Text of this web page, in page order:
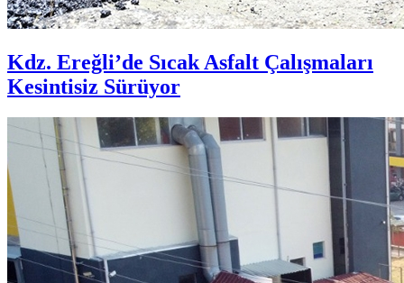
Kdz. Ereğli’de Sıcak Asfalt Çalışmaları
Kesintisiz Sürüyor